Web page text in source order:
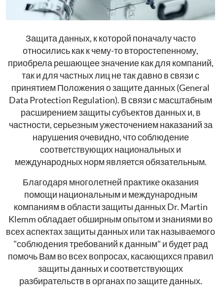
Защита данных, к которой поначалу часто
относились как к чему-то второстепенному,
приобрела решающее значение как для компаний,
так и для частных лиц не так давно в связи с
принятием Положения о защите данных (General
Data Protection Regulation). В связи с масштабным
расширением защиты субъектов данных и, в
частности, серьезным ужесточением наказаний за
нарушения очевидно, что соблюдение
соответствующих национальных и
международных норм является обязательным.
Благодаря многолетней практике оказания
помощи национальным и международным
компаниям в области защиты данных Dr. Martin
Klemm обладает обширным опытом и знаниями во
всех аспектах защиты данных или так называемого
"соблюдения требований к данным" и будет рад
помочь Вам во всех вопросах, касающихся правил
защиты данных и соответствующих
разбирательств в органах по защите данных.